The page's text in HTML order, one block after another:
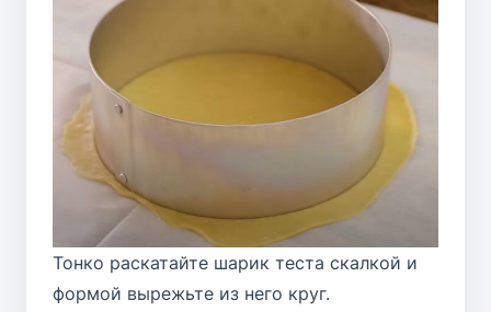
Тонко раскатайте шарик теста скалкой и
формой вырежьте из него круг.